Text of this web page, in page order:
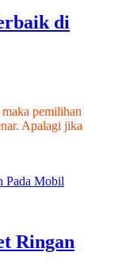
di
pemilihan
Apalagi jika
Ringan